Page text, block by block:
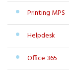
Printing MPS
Helpdesk
Office 365